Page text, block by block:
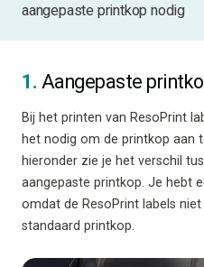
aangepaste printkop nodig
1. Aangepaste
Bij het printen van ResoPrint
het nodig om de printkop aan
hieronder zie je het verschil
aangepaste printkop. Je hebt
omdat de ResoPrint labels
standaard printkop.